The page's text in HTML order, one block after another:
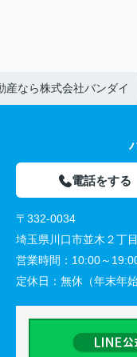
産なら株式会社バンダイ
電話をする
〒332-0034
埼玉県川口市並木２丁
営業時間： 10:00～
定休日： 無休（年末年